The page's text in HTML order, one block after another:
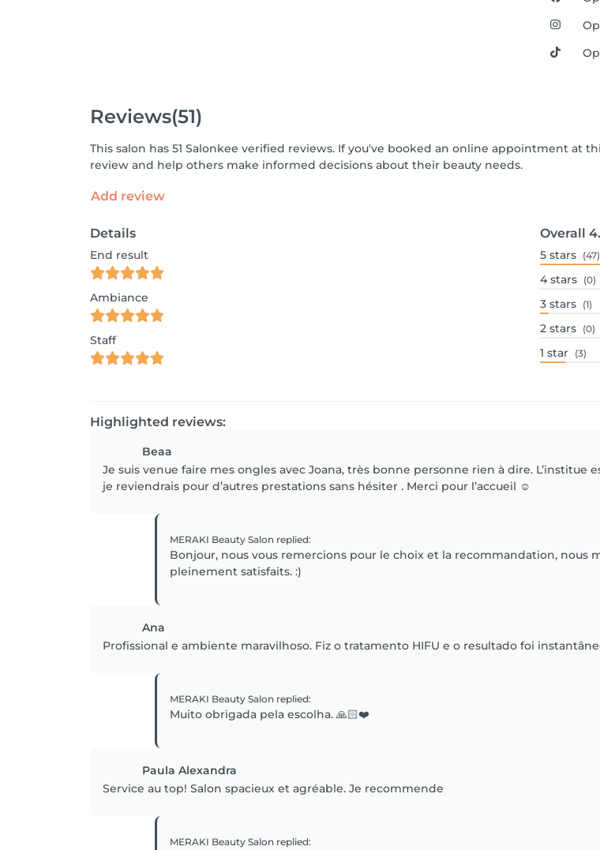
Reviews(51)
This salon has 51 Salonkee verified reviews. If you've booked an online appointment at
review and help others make informed decisions about their beauty needs.
Add review
Details
End result
Ambiance
Staff
Overall
5 stars (47)
4 stars (0)
3 stars (1)
2 stars (0)
1 star (3)
Highlighted reviews:
Beaa
Je suis venue faire mes ongles avec Joana, très bonne personne rien à dire.
je reviendrais pour d’autres prestations sans hésiter . Merci pour l’accueil ☺️
MERAKI Beauty Salon replied:
Bonjour, nous vous remercions pour le choix et la recommandation,
pleinement satisfaits. :)
Ana
Profissional e ambiente maravilhoso. Fiz o tratamento HIFU e o resultado foi
MERAKI Beauty Salon replied:
Muito obrigada pela escolha. 🙏🏻❤️
Paula Alexandra
Service au top! Salon spacieux et agréable. Je recommende
MERAKI Beauty Salon replied: